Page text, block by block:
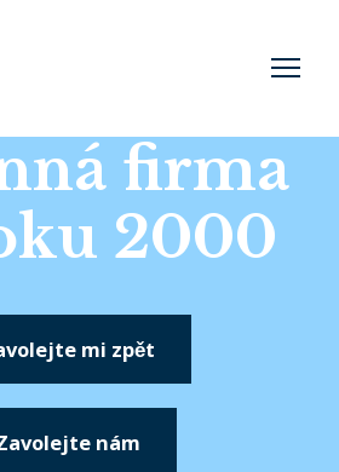
firma
2000
mi zpět
nám